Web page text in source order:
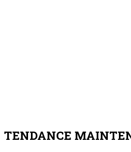
TENDANCE